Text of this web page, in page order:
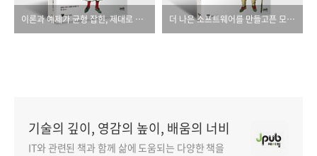
이론과 예제가 균형 잡힌, 제대로 만든 '심층 강화학습' 서적! 더 나은 소프트웨어를 만들고픈 모든 개발자에게...
기술의 깊이, 영감의 높이, 배움의 너비
IT와 관련된 책과 함께 삶에 도움되는 다양한 책을